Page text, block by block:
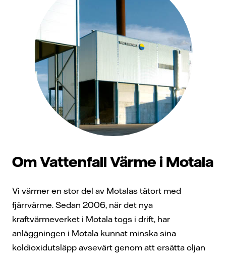
Om Vattenfall Värme i Motala
Vi värmer en stor del av Motalas tätort med
fjärrvärme. Sedan 2006, när det nya
kraftvärmeverket i Motala togs i drift, har
anläggningen i Motala kunnat minska sina
koldioxidutsläpp avsevärt genom att ersätta oljan